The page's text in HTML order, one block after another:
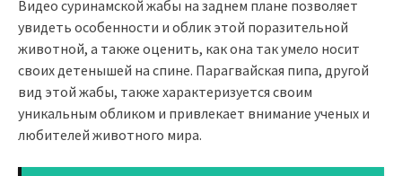
Видео суринамской жабы на заднем плане позволяет
увидеть особенности и облик этой поразительной
животной, а также оценить, как она так умело носит
своих детенышей на спине. Парагвайская пипа, другой
вид этой жабы, также характеризуется своим
уникальным обликом и привлекает внимание ученых и
любителей животного мира.